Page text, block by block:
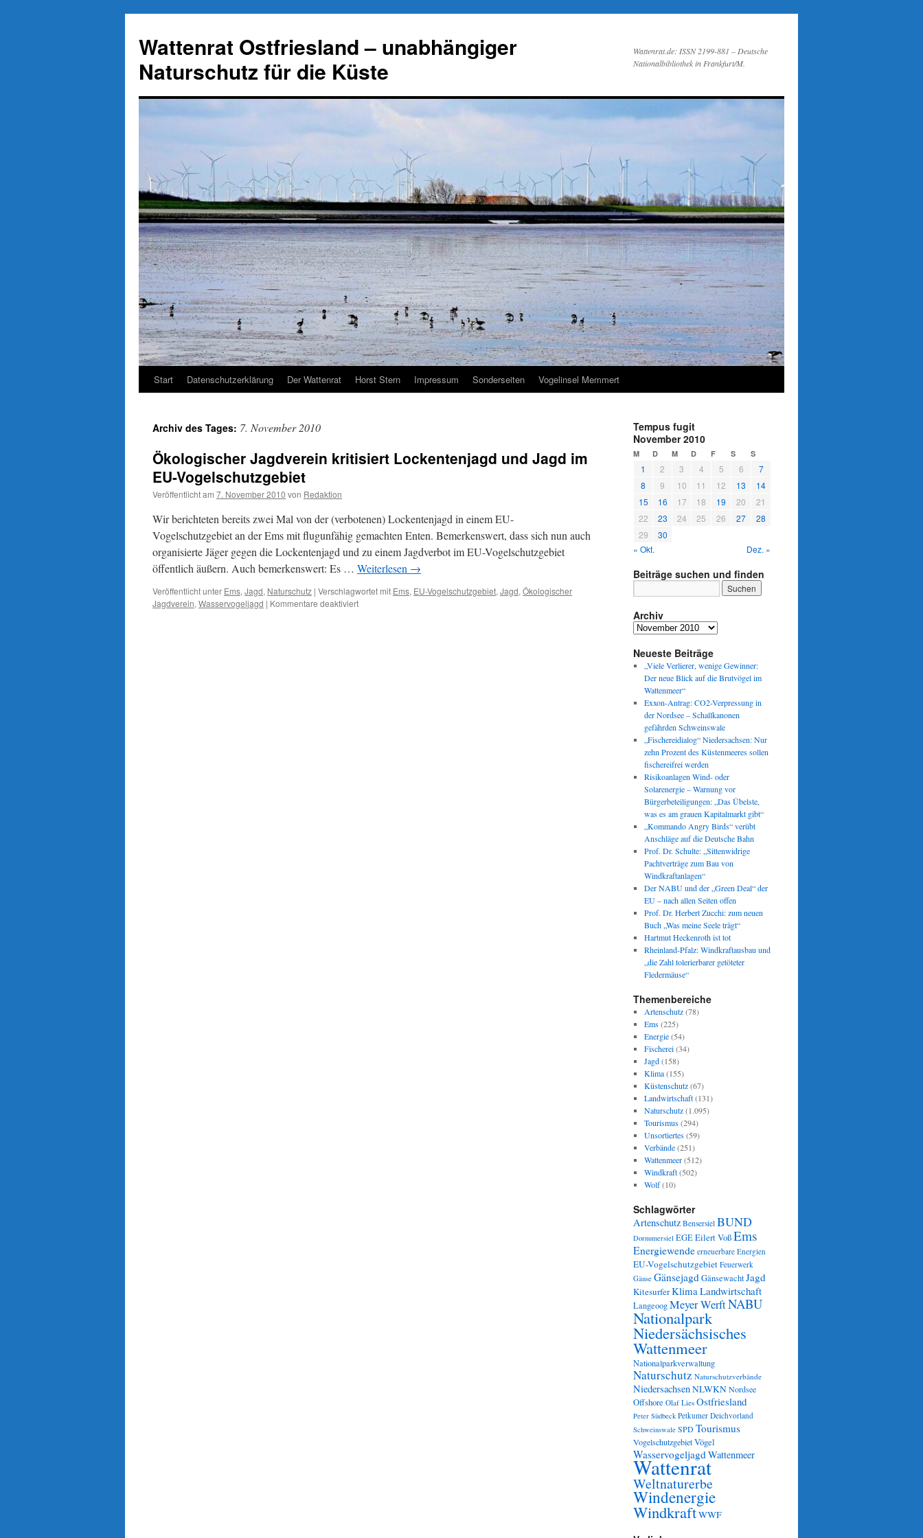
springen
Wattenrat Ostfriesland – unabhängiger
Naturschutz für die Küste
Wattenrat.de: ISSN 2199-881 – Deutsche
Nationalbibliothek in Frankfurt/M.
Start Datenschutzerklärung Der Wattenrat Horst Stern Impressum Sonderseiten Vogelinsel Memmert
Archiv des Tages: 7. November 2010
Ökologischer Jagdverein kritisiert Lockentenjagd und Jagd im
EU-Vogelschutzgebiet
Veröffentlicht am 7. November 2010 von Redaktion
Wir berichteten bereits zwei Mal von der (verbotenen) Lockentenjagd in einem EU-
Vogelschutzgebiet an der Ems mit flugunfähig gemachten Enten. Bemerkenswert, dass sich nun auch
organisierte Jäger gegen die Lockentenjagd und zu einem Jagdverbot im EU-Vogelschutzgebiet
öffentlich äußern. Auch bemerkenswert: Es … Weiterlesen →
Veröffentlicht unter Ems, Jagd, Naturschutz | Verschlagwortet mit Ems, EU-Vogelschutzgebiet, Jagd, Ökologischer
Jagdverein, Wasservogeljagd | Kommentare deaktiviertfür
Tempus fugit
November 2010
M D M D F S S
1 2 3 4 5 6
7
8
9 10 11 12 13
14
15
16 17 18 19 20
21
22
23 24 25 26 27
28
29
30
« Okt.
Dez. »
Beiträge suchen und finden
Archiv
Archiv
Neueste Beiträge
„Viele Verlierer, wenige Gewinner:
Der neue Blick auf die Brutvögel im
Wattenmeer“
Exxon-Antrag: CO2-Verpressung in
der Nordsee – Schallkanonen
gefährden Schweinswale
„Fischereidialog“ Niedersachsen: Nur
zehn Prozent des Küstenmeeres sollen
fischereifrei werden
Risikoanlagen Wind- oder
Solarenergie – Warnung vor
Bürgerbeteiligungen: „Das Übelste,
was es am grauen Kapitalmarkt gibt“
„Kommando Angry Birds“ verübt
Anschläge auf die Deutsche Bahn
Prof. Dr. Schulte: „Sittenwidrige
Pachtverträge zum Bau von
Windkraftanlagen“
Der NABU und der „Green Deal“ der
EU – nach allen Seiten offen
Prof. Dr. Herbert Zucchi: zum neuen
Buch „Was meine Seele trägt“
Hartmut Heckenroth ist tot
Rheinland-Pfalz: Windkraftausbau und
„die Zahl tolerierbarer getöteter
Fledermäuse“
Themenbereiche
Artenschutz(78)
Ems(225)
Energie(54)
Fischerei(34)
Jagd(158)
Klima(155)
Küstenschutz(67)
Landwirtschaft(131)
Naturschutz(1.095)
Tourismus(294)
Unsortiertes(59)
Verbände(251)
Wattenmeer(512)
Windkraft(502)
Wolf(10)
Schlagwörter
Artenschutz Bensersiel BUND
Dornumersiel EGEEilert VoßEms
Energiewende erneuerbare Energien
EU-Vogelschutzgebiet Feuerwerk
Gänse GänsejagdGänsewachtJagd
KitesurferKlimaLandwirtschaft
LangeoogMeyer WerftNABU
Nationalpark
Niedersächsisches
Wattenmeer
Nationalparkverwaltung
Naturschutz Naturschutzverbände
NiedersachsenNLWKNNordsee
Offshore Olaf Lies Ostfriesland
Peter Südbeck Petkumer Deichvorland
Schweinswale SPDTourismus
VogelschutzgebietVögel
WasservogeljagdWattenmeer
Wattenrat
Weltnaturerbe
Windenergie
WindkraftWWF